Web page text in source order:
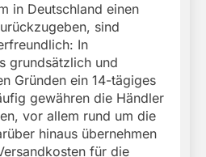
in Deutschland einen
sind
In
grundsätzlich und
Gründen ein 14-tägiges
gewähren die Händler
vor allem rund um die
hinaus übernehmen
für die